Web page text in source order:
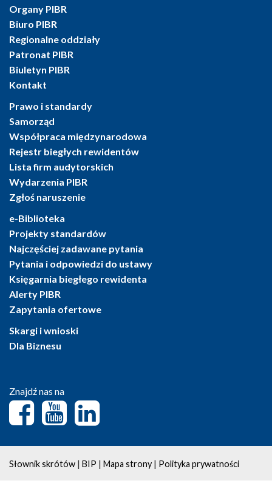
Organy PIBR
Biuro PIBR
Regionalne oddziały
Patronat PIBR
Biuletyn PIBR
Kontakt
Prawo i standardy
Samorząd
Współpraca międzynarodowa
Rejestr biegłych rewidentów
Lista firm audytorskich
Wydarzenia PIBR
Zgłoś naruszenie
e-Biblioteka
Projekty standardów
Najczęściej zadawane pytania
Pytania i odpowiedzi do ustawy
Księgarnia biegłego rewidenta
Alerty PIBR
Zapytania ofertowe
Skargi i wnioski
Dla Biznesu
Znajdź nas na
Słownik skrótów | BIP | Mapa strony | Polityka prywatności